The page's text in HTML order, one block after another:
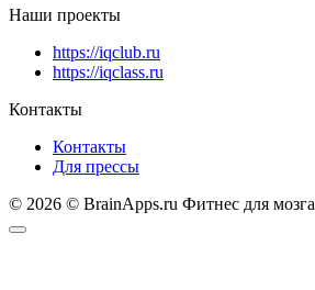
Наши проекты
https://iqclub.ru
https://iqclass.ru
Контакты
Контакты
Для прессы
© 2026 © BrainApps.ru Фитнес для мозга